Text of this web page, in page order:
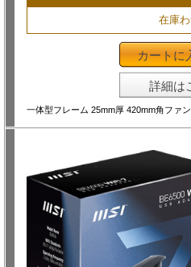
在庫
カートに
詳細は
一体型フレーム 25mm厚 420mm角ファ